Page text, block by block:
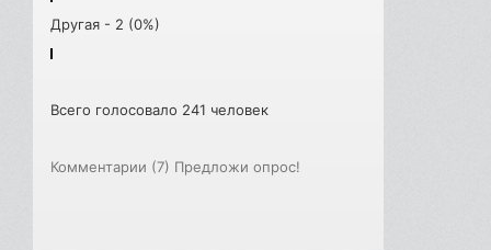
Другая - 2 (0%)
Всего голосовало 241 человек
Комментарии (7) Предложи опрос!